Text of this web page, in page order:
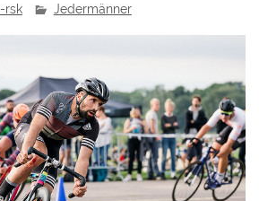
rsk Jedermänner